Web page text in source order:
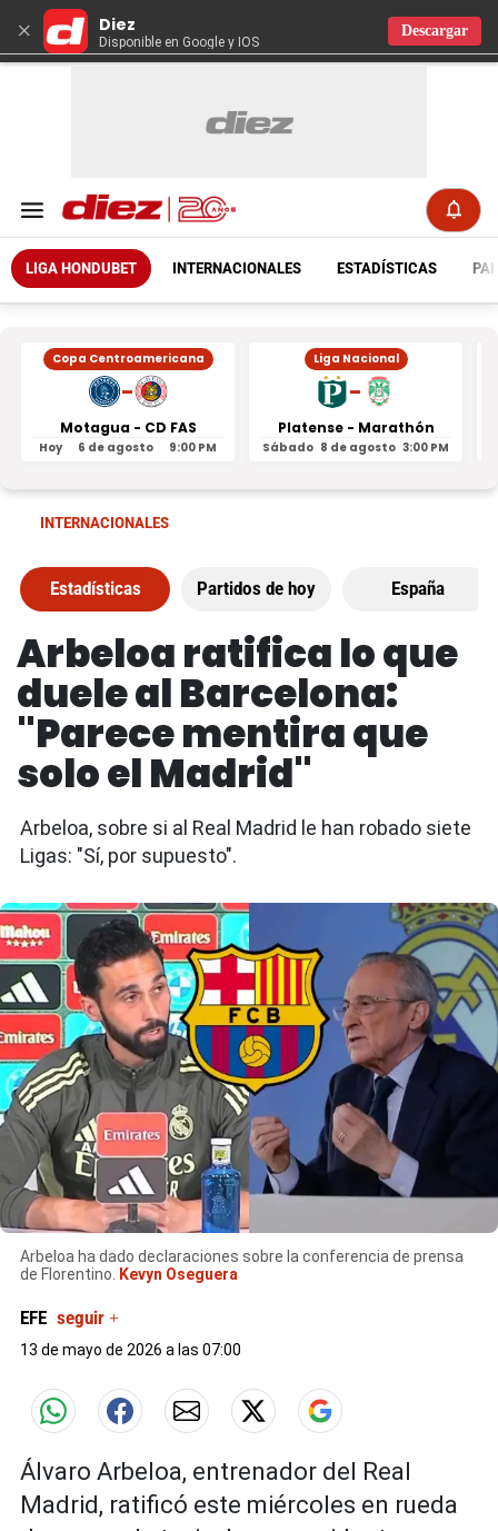
× Diez
Disponible en Google y IOS
Descargar
LIGA HONDUBET INTERNACIONALES ESTADÍSTICAS
Copa Centroamericana
-
Motagua - CD FAS
Hoy 6 de agosto 9:00 PM
Liga Nacional
-
Platense - Marathón
Sábado 8 de agosto 3:00 PM
INTERNACIONALES
Estadísticas Partidos de hoy España
Arbeloa ratifica lo que
duele al Barcelona:
"Parece mentira que
solo el Madrid"
Arbeloa, sobre si al Real Madrid le han robado siete
Ligas: "Sí, por supuesto".
Arbeloa ha dado declaraciones sobre la conferencia de prensa
de Florentino. Kevyn Oseguera
EFE seguir +
13 de mayo de 2026 a las 07:00
Álvaro Arbeloa, entrenador del Real
Madrid, ratificó este miércoles en rueda